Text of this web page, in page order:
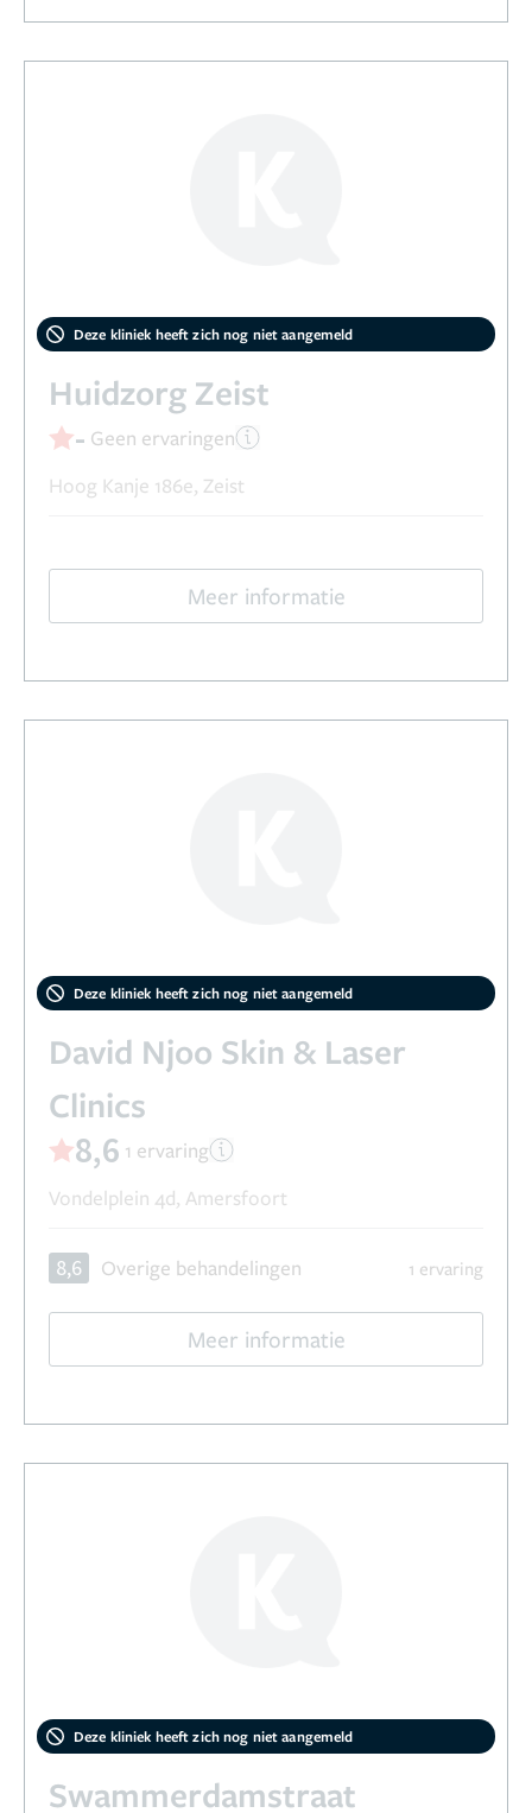
Deze kliniek heeft zich nog niet aangemeld
Huidzorg Zeist
- Geen ervaringen
Hoog Kanje 186e, Zeist
Meer informatie
Deze kliniek heeft zich nog niet aangemeld
David Njoo Skin & Laser
Clinics
8,6 1 ervaring
Vondelplein 4d, Amersfoort
8,6 Overige behandelingen 1 ervaring
Meer informatie
Deze kliniek heeft zich nog niet aangemeld
Swammerdamstraat